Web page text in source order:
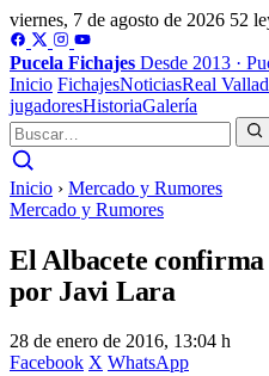
viernes, 7 de agosto de 2026 52
Pucela Fichajes Desde 2013 ·
Inicio FichajesNoticiasReal
jugadoresHistoriaGalería
Inicio › Mercado y Rumores
Mercado y Rumores
El Albacete
por Javi Lara
28 de enero de 2016, 13:04 h
Facebook X WhatsApp